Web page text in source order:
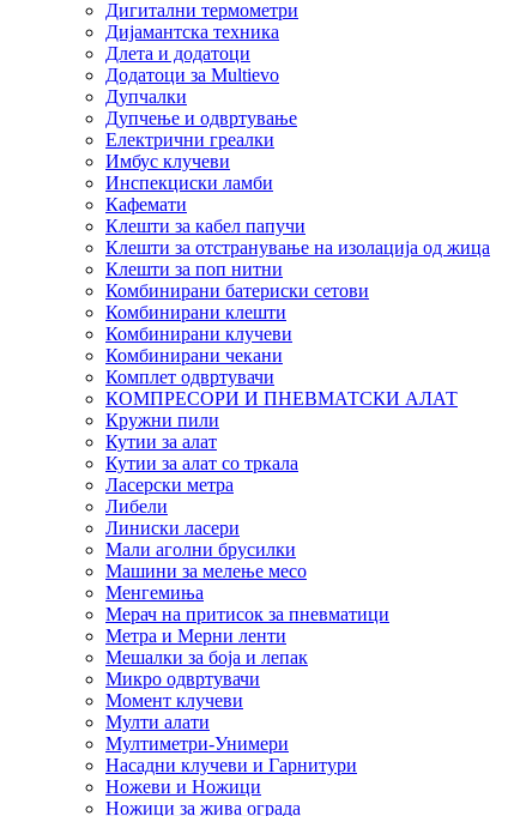
Дигитални термометри
Дијамантска техника
Длета и додатоци
Додатоци за Multievo
Дупчалки
Дупчење и одвртување
Електрични греалки
Имбус клучеви
Инспекциски ламби
Кафемати
Клешти за кабел папучи
Клешти за отстранување на изолација од жица
Клешти за поп нитни
Комбинирани батериски сетови
Комбинирани клешти
Комбинирани клучеви
Комбинирани чекани
Комплет одвртувачи
КОМПРЕСОРИ И ПНЕВМАТСКИ АЛАТ
Кружни пили
Кутии за алат
Кутии за алат со тркала
Ласерски метра
Либели
Линиски ласери
Мали аголни брусилки
Машини за мелење месо
Менгемиња
Мерач на притисок за пневматици
Метра и Мерни ленти
Мешалки за боја и лепак
Микро одвртувачи
Момент клучеви
Мулти алати
Мултиметри-Унимери
Насадни клучеви и Гарнитури
Ножеви и Ножици
Ножици за жива ограда